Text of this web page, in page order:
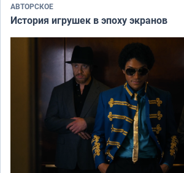
АВТОРСКОЕ
История игрушек в эпоху экранов